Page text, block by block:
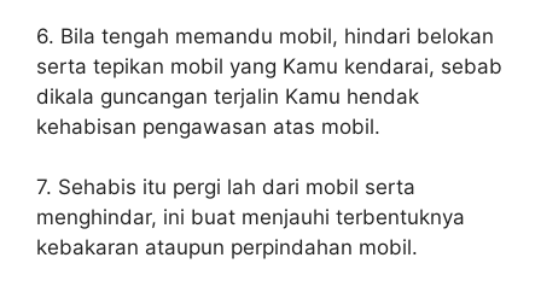
6. Bila tengah memandu mobil, hindari belokan
serta tepikan mobil yang Kamu kendarai, sebab
dikala guncangan terjalin Kamu hendak
kehabisan pengawasan atas mobil.
7. Sehabis itu pergi lah dari mobil serta
menghindar, ini buat menjauhi terbentuknya
kebakaran ataupun perpindahan mobil.